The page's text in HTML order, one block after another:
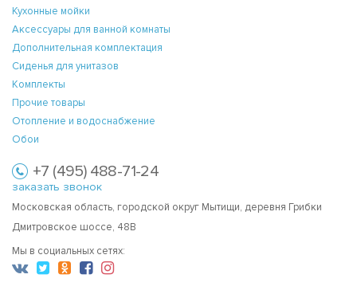
Кухонные мойки
Аксессуары для ванной комнаты
Дополнительная комплектация
Сиденья для унитазов
Комплекты
Прочие товары
Отопление и водоснабжение
Обои
+7 (495) 488-71-24
заказать звонок
Московская область, городской округ Мытищи, деревня Грибки
Дмитровское шоссе, 48В
Мы в социальных сетях: